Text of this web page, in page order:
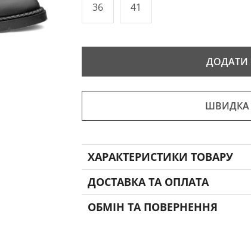
36 41
ШВИДКА
ХАРАКТЕРИСТИКИ ТОВАРУ
ДОСТАВКА ТА ОПЛАТА
ОБМІН ТА ПОВЕРНЕННЯ